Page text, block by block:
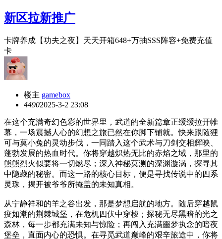
新区拉新推广
卡牌养成【功夫之夜】天天开箱648+万抽SSS阵容+免费充值
卡
楼主 gamebox
44902025-3-2 23:08
在这个充满奇幻色彩的世界里，武道的全新篇章正缓缓拉开帷
幕，一场震撼人心的幻想之旅已然在你脚下铺就。快来跟随狸
可与莫小兔的灵动步伐，一同踏入这个武术与刀剑交相辉映、
蓬勃发展的热血时代。你将穿越炽热无比的赤焰之域，那里的
熊熊烈火似要将一切燃尽；深入神秘莫测的深渊漩涡，探寻其
中隐藏的秘密。而这一路的核心目标，便是寻找传说中的四系
灵珠，揭开被爷爷所掩盖的未知真相。
从宁静祥和的羊之谷出发，那是梦想启航的地方。随后穿越鼠
疫如潮的荆棘城堡，在危机四伏中穿梭；探秘无尽黑暗的光之
森林，每一步都充满未知与惊险；再闯入充满噩梦执念的暗夜
堡垒，直面内心的恐惧。在寻觅武道巅峰的艰辛旅途中，你将